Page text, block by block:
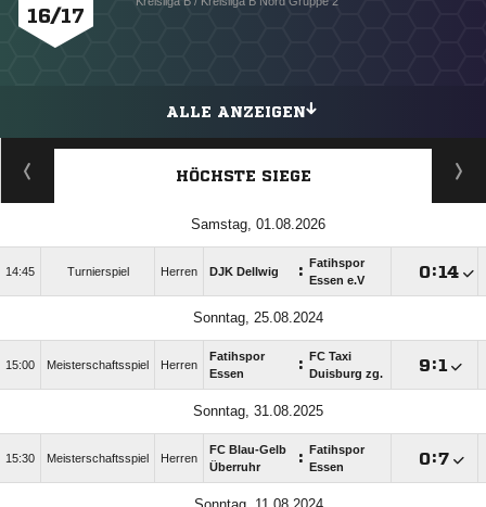
16/17
ALLE ANZEIGEN
HÖCHSTE SIEGE
Samstag, 01.08.2026
14:45 Turnierspiel Herren DJK Dellwig :
Fatihspor
Essen e.V
:
Sonntag, 25.08.2024
15:00 Meisterschaftsspiel Herren
Fatihspor
Essen
:
FC Taxi
Duisburg zg.
:
Sonntag, 31.08.2025
15:30 Meisterschaftsspiel Herren
FC Blau-Gelb
Überruhr
:
Fatihspor
Essen
: